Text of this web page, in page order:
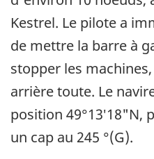
Kestrel. Le pilote a
de mettre la barre à
stopper les
arrière toute. Le
position 49°13′18"N,
un cap au 245 °(G).